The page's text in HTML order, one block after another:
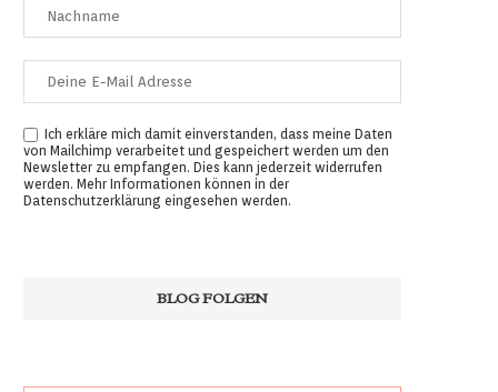
Ich erkläre mich damit einverstanden, dass meine Daten
von Mailchimp verarbeitet und gespeichert werden um den
Newsletter zu empfangen. Dies kann jederzeit widerrufen
werden. Mehr Informationen können in der
Datenschutzerklärung eingesehen werden.